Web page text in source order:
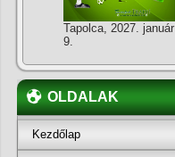
Tapolca, 2027. január
9.
OLDALAK
Kezdőlap